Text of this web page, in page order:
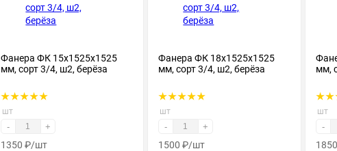
Фанера ФК 15х1525х1525
мм, сорт 3/4, ш2, берёза
шт
- +
1350 ₽/шт
Фанера ФК 18х1525х1525
мм, сорт 3/4, ш2, берёза
шт
- +
1500 ₽/шт
мм,
шт
-
1850